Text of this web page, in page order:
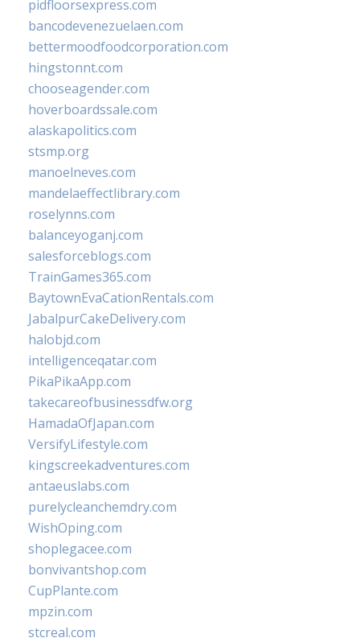
pidfloorsexpress.com
bancodevenezuelaen.com
bettermoodfoodcorporation.com
hingstonnt.com
chooseagender.com
hoverboardssale.com
alaskapolitics.com
stsmp.org
manoelneves.com
mandelaeffectlibrary.com
roselynns.com
balanceyoganj.com
salesforceblogs.com
TrainGames365.com
BaytownEvaCationRentals.com
JabalpurCakeDelivery.com
halobjd.com
intelligenceqatar.com
PikaPikaApp.com
takecareofbusinessdfw.org
HamadaOfJapan.com
VersifyLifestyle.com
kingscreekadventures.com
antaeuslabs.com
purelycleanchemdry.com
WishOping.com
shoplegacee.com
bonvivantshop.com
CupPlante.com
mpzin.com
stcreal.com